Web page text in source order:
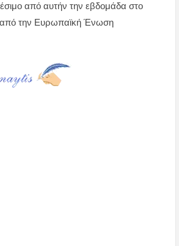
από αυτήν την εβδομάδα στο
την Ευρωπαϊκή Ένωση